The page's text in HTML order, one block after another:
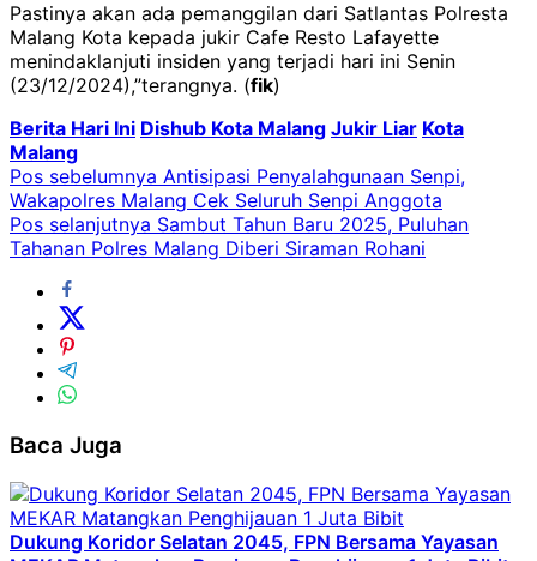
Pastinya akan ada pemanggilan dari Satlantas Polresta
Malang Kota kepada jukir Cafe Resto Lafayette
menindaklanjuti insiden yang terjadi hari ini Senin
(23/12/2024),”terangnya. (fik)
Berita Hari Ini Dishub Kota Malang Jukir Liar Kota
Malang
Navigasi
pos
Pos sebelumnya Antisipasi Penyalahgunaan Senpi,
Wakapolres Malang Cek Seluruh Senpi Anggota
Pos selanjutnya Sambut Tahun Baru 2025, Puluhan
Tahanan Polres Malang Diberi Siraman Rohani
Baca Juga
Dukung Koridor Selatan 2045, FPN Bersama Yayasan